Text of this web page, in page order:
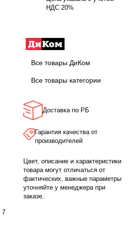
7
НДС 20%
Все товары ДиКом
Все товары категории
Доставка по РБ
Гарантия качества от
производителей
Цвет, описание и характеристики
товара могут отличаться от
фактических, важные параметры
уточняйте у менеджера при
заказе.